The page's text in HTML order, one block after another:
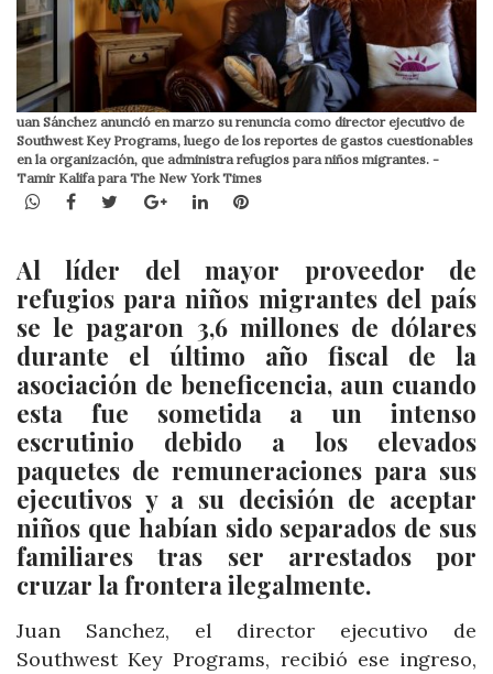
uan Sánchez anunció en marzo su renuncia como director ejecutivo de
Southwest Key Programs, luego de los reportes de gastos cuestionables
en la organización, que administra refugios para niños migrantes. -
Tamir Kalifa para The New York Times
WhatsApp
Facebook
TwitterGoogle+LinkedInPinterest
Al líder del mayor proveedor de
refugios para niños migrantes del país
se le pagaron 3,6 millones de dólares
durante el último año fiscal de la
asociación de beneficencia, aun cuando
esta fue sometida a un intenso
escrutinio debido a los elevados
paquetes de remuneraciones para sus
ejecutivos y a su decisión de aceptar
niños que habían sido separados de sus
familiares tras ser arrestados por
cruzar la frontera ilegalmente.
Juan Sanchez, el director ejecutivo de
Southwest Key Programs, recibió ese ingreso,